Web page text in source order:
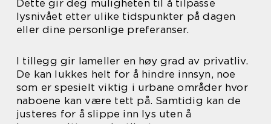
Dette gir deg muligheten til å tilpasse
lysnivået etter ulike tidspunkter på dagen
eller dine personlige preferanser.
I tillegg gir lameller en høy grad av privatliv.
De kan lukkes helt for å hindre innsyn, noe
som er spesielt viktig i urbane områder hvor
naboene kan være tett på. Samtidig kan de
justeres for å slippe inn lys uten å